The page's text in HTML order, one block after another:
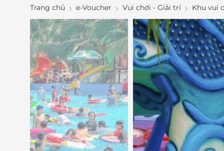
Trang chủ e-Voucher Vui chơi - Giải trí Khu vui